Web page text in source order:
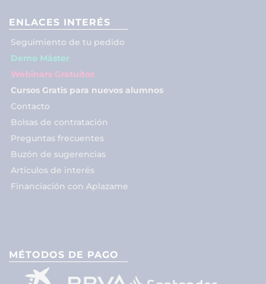
ENLACES INTERÉS
Seguimiento de tu pedido
Demo Máster
Webinars Gratuitos
Cursos Gratis para nuevos alumnos
Contacto
Bolsas de contratación
Preguntas frecuentes
Buzón de sugerencias
Artículos de interés
Financiación con Aplazame
MÉTODOS DE PAGO